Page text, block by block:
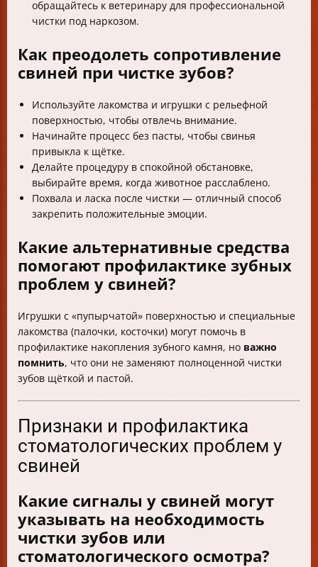
обращайтесь к ветеринару для профессиональной
чистки под наркозом.
Как преодолеть сопротивление
свиней при чистке зубов?
Используйте лакомства и игрушки с рельефной
поверхностью, чтобы отвлечь внимание.
Начинайте процесс без пасты, чтобы свинья
привыкла к щётке.
Делайте процедуру в спокойной обстановке,
выбирайте время, когда животное расслаблено.
Похвала и ласка после чистки — отличный способ
закрепить положительные эмоции.
Какие альтернативные средства
помогают профилактике зубных
проблем у свиней?
Игрушки с «пупырчатой» поверхностью и специальные
лакомства (палочки, косточки) могут помочь в
профилактике накопления зубного камня, но важно
помнить, что они не заменяют полноценной чистки
зубов щёткой и пастой.
Признаки и профилактика
стоматологических проблем у
свиней
Какие сигналы у свиней могут
указывать на необходимость
чистки зубов или
стоматологического осмотра?